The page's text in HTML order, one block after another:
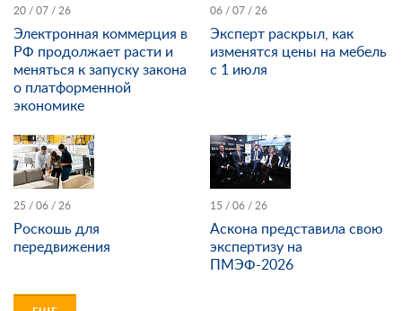
20 / 07 / 26
Электронная коммерция в
РФ продолжает расти и
меняться к запуску закона
о платформенной
экономике
06 / 07 / 26
Эксперт раскрыл, как
изменятся цены на мебель
с 1 июля
25 / 06 / 26
Роскошь для
передвижения
15 / 06 / 26
Аскона представила свою
экспертизу на
ПМЭФ-2026